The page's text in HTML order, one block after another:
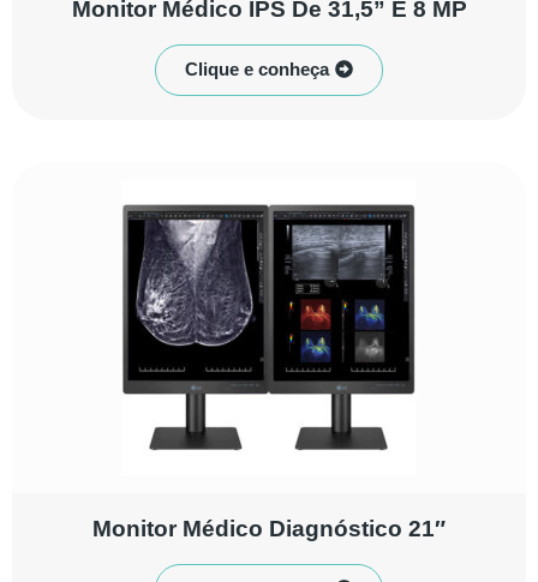
Monitor Médico IPS De 31,5” E 8 MP
Clique e conheça
Monitor Médico Diagnóstico 21″